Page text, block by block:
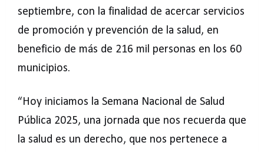
septiembre, con la finalidad de acercar servicios
de promoción y prevención de la salud, en
beneficio de más de 216 mil personas en los 60
municipios.
“Hoy iniciamos la Semana Nacional de Salud
Pública 2025, una jornada que nos recuerda que
la salud es un derecho, que nos pertenece a